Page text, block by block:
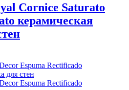
Cornice Saturato
керамическая